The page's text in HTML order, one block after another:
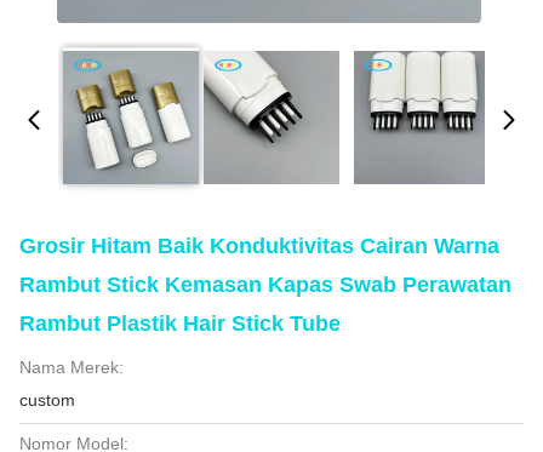
Grosir Hitam Baik Konduktivitas Cairan Warna
Rambut Stick Kemasan Kapas Swab Perawatan
Rambut Plastik Hair Stick Tube
Nama Merek:
custom
Nomor Model: